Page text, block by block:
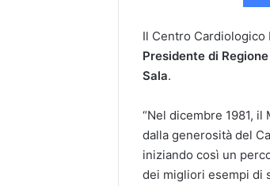
Il Centro
Presidente di
Sala.
“Nel dicembre 1981,
dalla generosità del
iniziando così un
dei migliori esempi di